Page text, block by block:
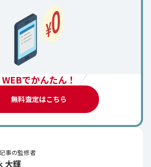
WEBでかんたん！
無料査定はこちら
事の監修者
大輝